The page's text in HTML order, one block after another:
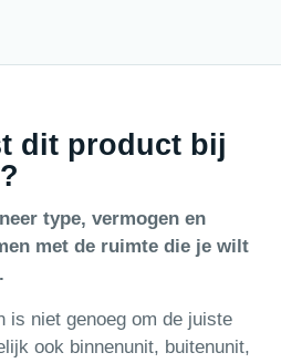
dit product bij
type, vermogen en
met de ruimte die je wilt
is niet genoeg om de juiste
ook binnenunit, buitenunit,